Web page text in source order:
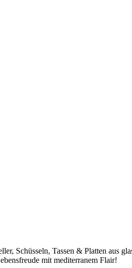
Schüsseln, Tassen & Platten aus
mit mediterranem Flair!